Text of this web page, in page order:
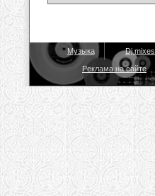
Музыка Dj mixes
Реклама на сайте